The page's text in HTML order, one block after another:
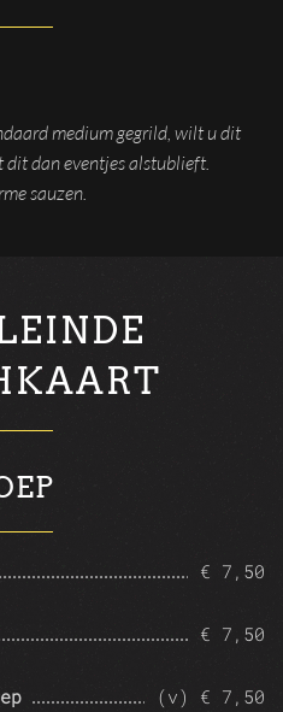
medium gegrild, wilt u dit
dit dan eventjes alstublieft.
sauzen.
€ 7,50
€ 7,50
(v) € 7,50